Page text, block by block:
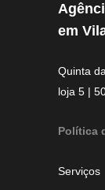
em
Quinta
loja 5 |
Política
Serviços